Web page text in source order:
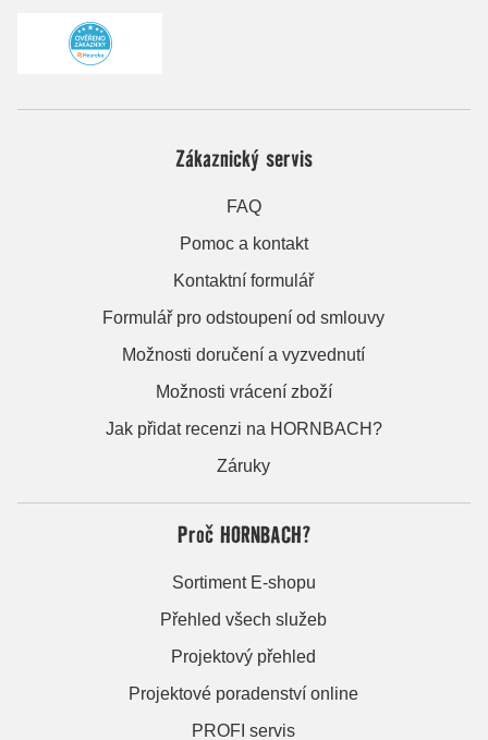
Zákaznický servis
FAQ
Pomoc a kontakt
Kontaktní formulář
Formulář pro odstoupení od smlouvy
Možnosti doručení a vyzvednutí
Možnosti vrácení zboží
Jak přidat recenzi na HORNBACH?
Záruky
Proč HORNBACH?
Sortiment E-shopu
Přehled všech služeb
Projektový přehled
Projektové poradenství online
PROFI servis